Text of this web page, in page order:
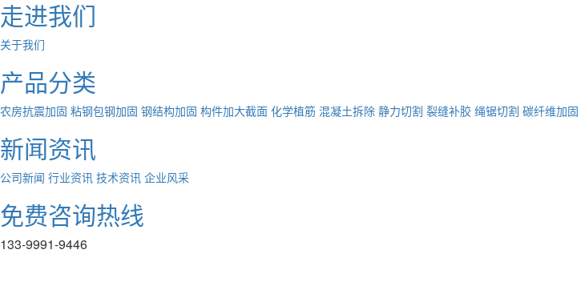
走进我们
关于我们
产品分类
农房抗震加固 粘钢包钢加固 钢结构加固 构件加大截面 化学植筋 混凝土拆除 静力切割 裂缝补胶 绳锯切割 碳纤维加固
新闻资讯
公司新闻 行业资讯 技术资讯 企业风采
免费咨询热线
133-9991-9446